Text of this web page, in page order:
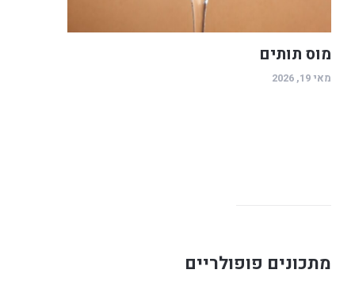
מוס תותים
מאי 19, 2026
מתכונים פופולריים